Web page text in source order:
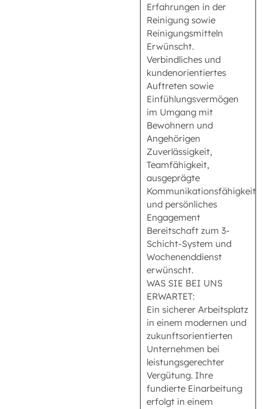
Erfahrungen in der
Reinigung sowie
Reinigungsmitteln
Erwünscht.
Verbindliches und
kundenorientiertes
Auftreten sowie
Einfühlungsvermögen
im Umgang mit
Bewohnern und
Angehörigen
Zuverlässigkeit,
Teamfähigkeit,
ausgeprägte
Kommunikationsfähigkeit
und persönliches
Engagement
Bereitschaft zum 3-
Schicht-System und
Wochenenddienst
erwünscht.
WAS SIE BEI UNS
ERWARTET:
Ein sicherer Arbeitsplatz
in einem modernen und
zukunftsorientierten
Unternehmen bei
leistungsgerechter
Vergütung. Ihre
fundierte Einarbeitung
erfolgt in einem